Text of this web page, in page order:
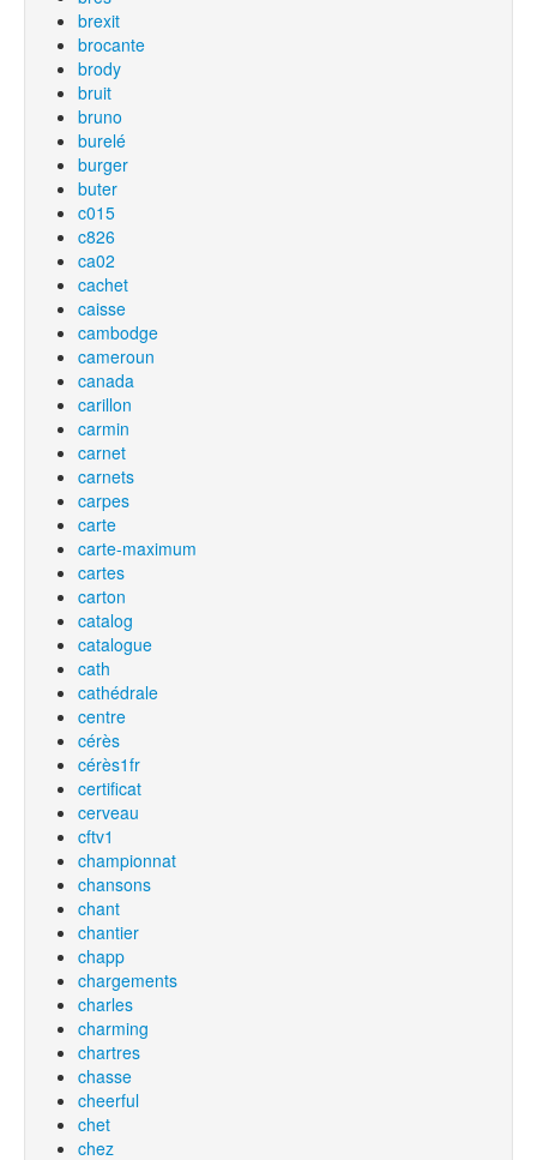
brexit
brocante
brody
bruit
bruno
burelé
burger
buter
c015
c826
ca02
cachet
caisse
cambodge
cameroun
canada
carillon
carmin
carnet
carnets
carpes
carte
carte-maximum
cartes
carton
catalog
catalogue
cath
cathédrale
centre
cérès
cérès1fr
certificat
cerveau
cftv1
championnat
chansons
chant
chantier
chapp
chargements
charles
charming
chartres
chasse
cheerful
chet
chez